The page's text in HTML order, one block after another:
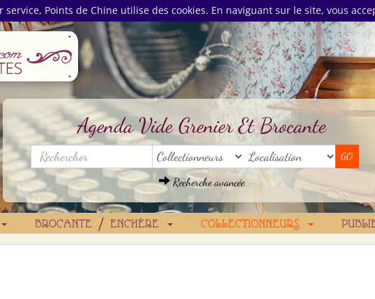
Points de Chine utilise des cookies. En naviguant sur le site, vous
Agenda Vide Grenier Et Brocante
Recherche avancée
BROCANTE / ENCHÈRE COLLECTIONNEURS